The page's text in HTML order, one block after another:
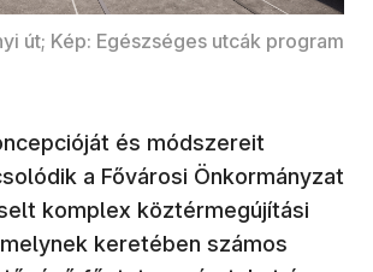
út; Kép: Egészséges utcák program
és módszereit
a Fővárosi Önkormányzat
komplex köztérmegújítási
keretében számos